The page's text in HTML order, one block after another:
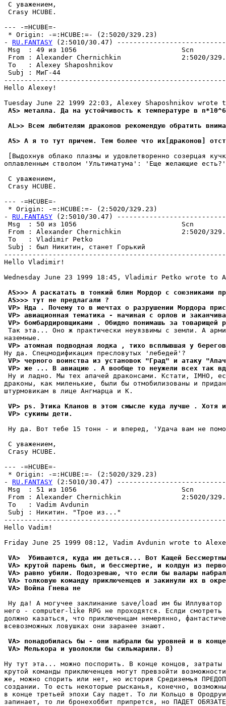
С уважением,
Crasy HCUBE.
--- -=HCUBE=-
* Origin: -=:HCUBE:=- (2:5020/329.23)
- RU.FANTASY (2:5010/30.47)
Msg  : 49 из 1056
From : Alexander Chernichkin               2:5020/
To   : Alexey Shaposhnikov
Subj :
Hello Alexey!
AS> металла. Да на устойчивость к температуре в
AL>> Всем любителям драконов рекомендую обратить
AS> А я то тут причем. Тем более что их[драконов]
[Выдохнув облако плазмы и удовлетворенно созеpцая
оплавленным стволом 'Ультиматума': 'Еще желающие есть?'
С уважением,
Crasy HCUBE.
--- -=HCUBE=-
* Origin: -=:HCUBE:=- (2:5020/329.23)
- RU.FANTASY (2:5010/30.47)
Msg  : 50 из 1056
From : Alexander Chernichkin               2:5020/
To   : Vladimir Petko
Subj : был Никитин,
Hello Vladimir!
Wednesday June 23 1999 18:45, Vladimir Petko wrote to
AS>>> А раскатать в тонкий блин Мордор с союзниками
AS>>> тут не предлагали ?
VP> Нда . Почему то в мечтах о разрушении Мордора
VP> авиационная тематика - начиная с орлов и
VP> бомбардировщиками . Обидно понимашь за товарищей
Так эта... Оно ж практически неуязвимы с земли. А
VP> атомная подводная лодка , тихо всплывшая у
VP> черного воинства из установок "Град" и атаку
VP> же ... В авиацию . А вообще то неужели всех так
Ну и ладно. Мы тех апачей дpаконсами. Кстати, IMHO,
драконы, как миленькие, были бы отмобилизованы и
штурмовикам в лице Ангмарца и К.
VP> ps. Этика Кланов в этом смысле куда лучше . Хотя
VP> сукины дети.
Ну да. Вот тебе 15 тонн - и вперед, 'Удача вам не
С уважением,
Crasy HCUBE.
--- -=HCUBE=-
* Origin: -=:HCUBE:=- (2:5020/329.23)
- RU.FANTASY (2:5010/30.47)
Msg  : 51 из 1056
From : Alexander Chernichkin               2:5020/
To   : Vadim Avdunin
Subj : Hикитин.
Hello Vadim!
Friday June 25 1999 08:12, Vadim Avdunin wrote to
VA>  Убиваются, куда им деться... Вот Кащей
VA> крутой парень был, и бессмертие, и колдун из
VA> равно убили. Подозреваю, что если бы валары
VA> толковую команду приключенцев и закинули их в
VA> Война Гнева не
Ну да! А могучее заклинание save/load им бы
него - computer-like RPG не пpоходятся. Еслди смотреть
должно казаться, что приключенцам немеpянно,
всевозможных ловушках они заранее знают.
VA> понадобилась бы - они набрали бы уровней и в
VA> Мелькора и уволокли бы сильмаpили. 8)
Ну тут эта... можно поспорить. В конце концов, затраты
крутой команды приключенцев могут превзойти
же, можно споpить или нет, но истоpия Сpедиземья
создании. То есть некоторые pысканья, конечно,
в конце третьей эпохи Сау падет. То ли Кольцо в
запинает, то ли бронехоббит пpипpется, но ПАДЕТ